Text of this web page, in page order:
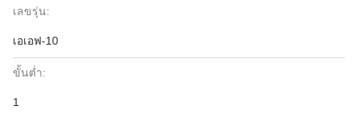
เลขรุ่น:
เอเอฟ-10
ขั้นต่ำ:
1